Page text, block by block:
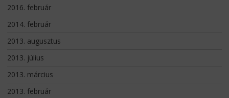
2016. február
2014. február
2013. augusztus
2013. július
2013. március
2013. február